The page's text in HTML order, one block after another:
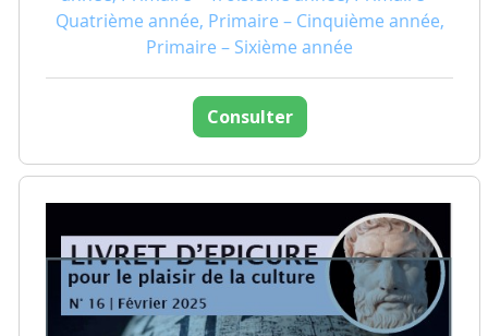
Quatrième année, Primaire – Cinquième année,
Primaire – Sixième année
Consulter